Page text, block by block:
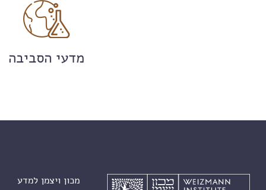
מדעי הסביבה
מכון ויצמן למדע